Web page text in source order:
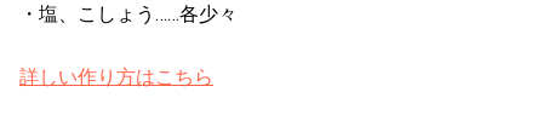
・塩、こしょう……各少々
詳しい作り方はこちら